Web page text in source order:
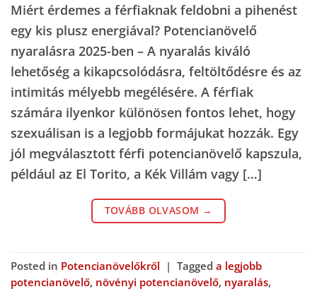
Miért érdemes a férfiaknak feldobni a pihenést
egy kis plusz energiával? Potencianövelő
nyaralásra 2025-ben – A nyaralás kiváló
lehetőség a kikapcsolódásra, feltöltődésre és az
intimitás mélyebb megélésére. A férfiak
számára ilyenkor különösen fontos lehet, hogy
szexuálisan is a legjobb formájukat hozzák. Egy
jól megválasztott férfi potencianövelő kapszula,
például az El Torito, a Kék Villám vagy […]
TOVÁBB OLVASOM →
Posted in Potencianövelőkről | Tagged a legjobb
potencianövelő, növényi potencianövelő, nyaralás,